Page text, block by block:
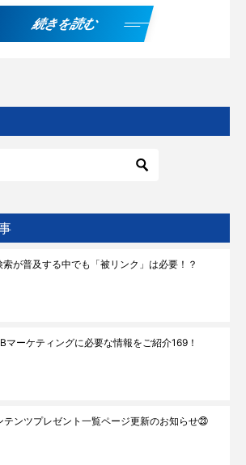
続きを読む
索が普及する中でも「被リンク」は必要！？
マーケティングに必要な情報をご紹介169！
テンツプレゼント一覧ページ更新のお知らせ㉓